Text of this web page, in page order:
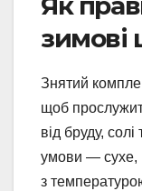
зимові
Знятий
щоб
від бруду, солі
умови — сухе,
з